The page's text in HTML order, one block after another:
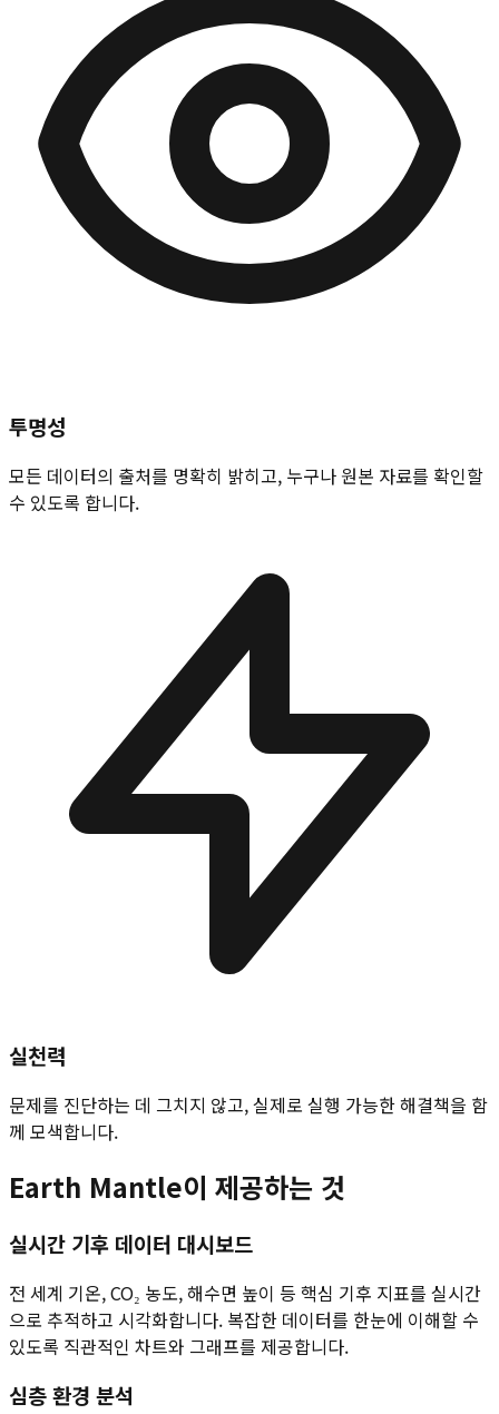
투명성
모든 데이터의 출처를 명확히 밝히고, 누구나 원본 자료를 확인할
수 있도록 합니다.
실천력
문제를 진단하는 데 그치지 않고, 실제로 실행 가능한 해결책을 함
께 모색합니다.
Earth Mantle이 제공하는 것
실시간 기후 데이터 대시보드
전 세계 기온, CO₂ 농도, 해수면 높이 등 핵심 기후 지표를 실시간
으로 추적하고 시각화합니다. 복잡한 데이터를 한눈에 이해할 수
있도록 직관적인 차트와 그래프를 제공합니다.
심층 환경 분석